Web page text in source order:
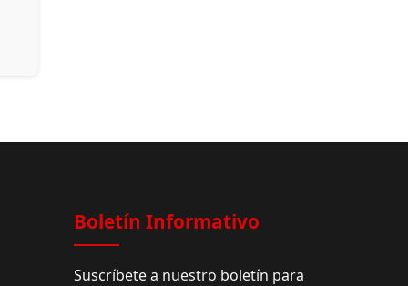
Boletín Informativo
Suscríbete a nuestro boletín para